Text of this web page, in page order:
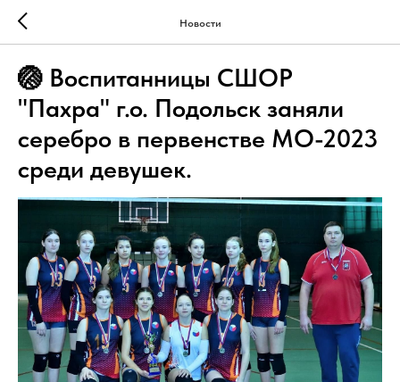
Новости
🏐 Воспитанницы СШОР
"Пахра" г.о. Подольск заняли
серебро в первенстве МО-2023
среди девушек.